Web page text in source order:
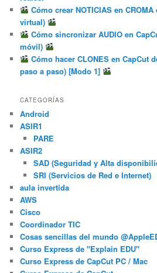
Cómo crear NOTICIAS en
virtual)
Cómo sincronizar AUDIO en
móvil)
Cómo hacer CLONES en CapCut
paso a paso) [Modo 1]
CATEGORÍAS
Android
ASIR1
PARE
ASIR2
SAD (Seguridad y Alta
SRI (Servicios de Red e Internet)
aula invertida
AWS
Cisco
Coordinador TIC
Cosas sencillas del mundo
Curso Express de "Explain EDU"
Curso Express de CapCut PC / Mac